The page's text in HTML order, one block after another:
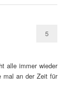
5
alle immer wieder
mal an der Zeit für